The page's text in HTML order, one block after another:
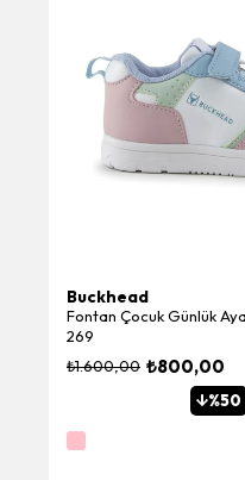
Buckhead
Fontan Çocuk Günlük
269
₺800,00
₺1.600,00
%50